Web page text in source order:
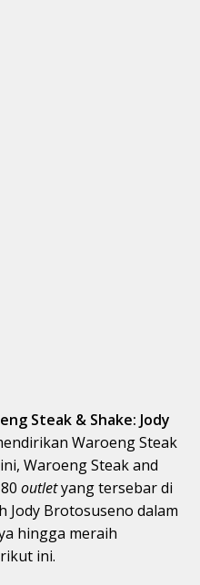
Steak & Shake: Jody
Waroeng Steak
Waroeng Steak and
outletyang tersebar di
Jody Brotosuseno dalam
hingga meraih
ini.